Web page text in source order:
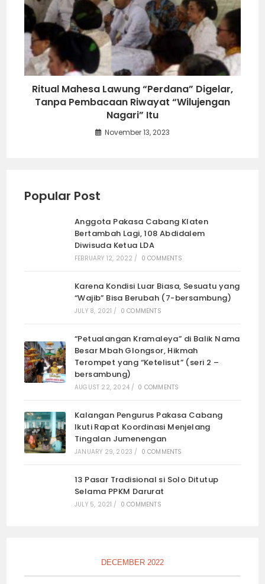
Ritual Mahesa Lawung “Perdana” Digelar,
Tanpa Pembacaan Riwayat “Wilujengan
Nagari” Itu
November 13, 2023
Popular Post
Anggota Pakasa Cabang Klaten
Bertambah Lagi, 108 Abdidalem
Diwisuda Ketua LDA
FEBRUARY 12, 2022 / 0 COMMENTS
Karena Kondisi Luar Biasa, Sesuatu yang
“Wajib” Bisa Berubah (7-bersambung)
JULY 8, 2021 / 0 COMMENTS
“Petualangan Kramaleya” di Balik Nama
Besar Mbah Glongsor, Hikmah
Terompet yang “Ketelisut” (seri 2 –
bersambung)
AUGUST 22, 2024 / 0 COMMENTS
Kalangan Pengurus Pakasa Cabang
Ikuti Rapat Koordinasi Menjelang
Tingalan Jumenengan
JANUARY 29, 2023 / 0 COMMENTS
13 Pasar Tradisional si Solo Ditutup
Selama PPKM Darurat
JULY 5, 2021 / 0 COMMENTS
DECEMBER 2022